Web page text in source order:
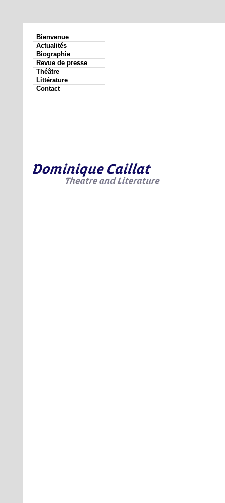
Bienvenue
Actualités
Biographie
Revue de presse
Théâtre
Littérature
Contact